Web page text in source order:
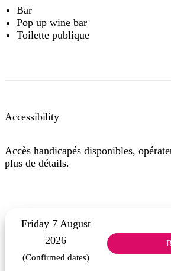
Bar
Pop up wine bar
Toilette publique
Accessibility
Accès handicapés disponibles,
plus de détails.
Friday 7 August
2026
(Confirmed dates)